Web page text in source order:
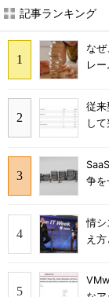
記事ランキング
な
レ
従
し
争を
情
え